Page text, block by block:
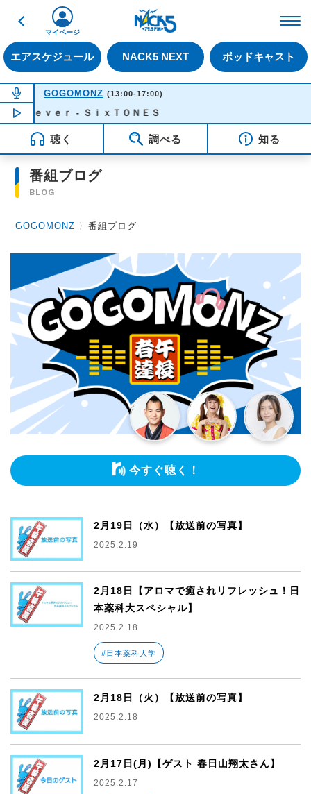
戻る
エアスケジュール NACK5 NEXT ポッドキャスト
マイページ
NOW ON AIR
GOGOMONZ (13:00-17:00)
NOW PLAYING15:39
ｅｖｅｒ - ＳｉｘＴＯＮＥＳ
聴く 調べる 知る
番組ブログ
BLOG
GOGOMONZ 〉番組ブログ
今すぐ聴く！
2月19日（水）【放送前の写真】
2025.2.19
2月18日【アロマで癒されリフレッシュ！日
本薬科大スペシャル】
2025.2.18
#日本薬科大学
2月18日（火）【放送前の写真】
2025.2.18
2月17日(月)【ゲスト 春日山翔太さん】
2025.2.17